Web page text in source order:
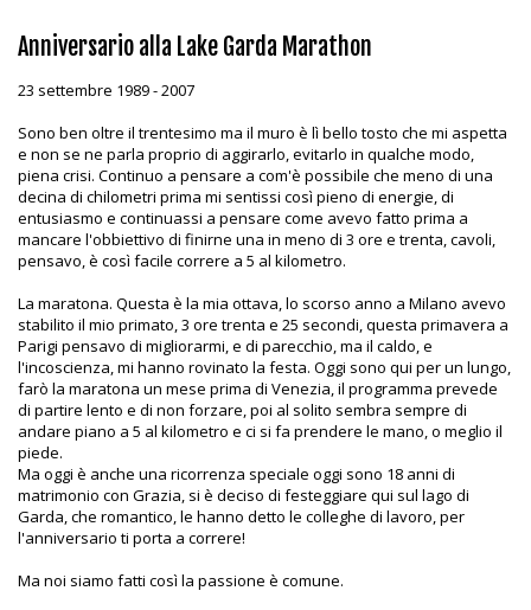
Anniversario alla Lake Garda Marathon
23 settembre 1989 - 2007
Sono ben oltre il trentesimo ma il muro è lì bello tosto che mi aspetta
e non se ne parla proprio di aggirarlo, evitarlo in qualche modo,
piena crisi. Continuo a pensare a com'è possibile che meno di una
decina di chilometri prima mi sentissi così pieno di energie, di
entusiasmo e continuassi a pensare come avevo fatto prima a
mancare l'obbiettivo di finirne una in meno di 3 ore e trenta, cavoli,
pensavo, è così facile correre a 5 al kilometro.
La maratona. Questa è la mia ottava, lo scorso anno a Milano avevo
stabilito il mio primato, 3 ore trenta e 25 secondi, questa primavera a
Parigi pensavo di migliorarmi, e di parecchio, ma il caldo, e
l'incoscienza, mi hanno rovinato la festa. Oggi sono qui per un lungo,
farò la maratona un mese prima di Venezia, il programma prevede
di partire lento e di non forzare, poi al solito sembra sempre di
andare piano a 5 al kilometro e ci si fa prendere le mano, o meglio il
piede.
Ma oggi è anche una ricorrenza speciale oggi sono 18 anni di
matrimonio con Grazia, si è deciso di festeggiare qui sul lago di
Garda, che romantico, le hanno detto le colleghe di lavoro, per
l'anniversario ti porta a correre!
Ma noi siamo fatti così la passione è comune.